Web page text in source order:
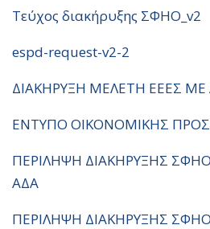
Τεύχος διακήρυξης ΣΦΗΟ_v2
espd-request-v2-2
ΔΙΑΚΗΡΥΞΗ ΜΕΛΕΤΗ ΕΕΕΣ
ΕΝΤΥΠΟ ΟΙΚΟΝΟΜΙΚΗΣ
ΠΕΡΙΛΗΨΗ ΔΙΑΚΗΡΥΞΗΣ
ΑΔΑ
ΠΕΡΙΛΗΨΗ ΔΙΑΚΗΡΥΞΗΣ ΣΦΗΟ